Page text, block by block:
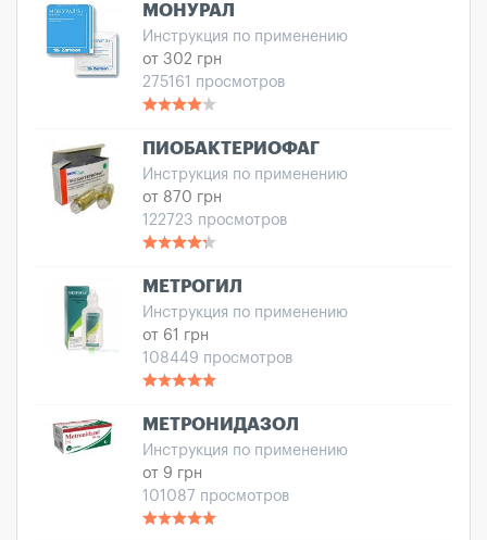
МОНУРАЛ
Инструкция по применению
от 302 грн
275161 просмотров
ПИОБАКТЕРИОФАГ
Инструкция по применению
от 870 грн
122723 просмотров
МЕТРОГИЛ
Инструкция по применению
от 61 грн
108449 просмотров
МЕТРОНИДАЗОЛ
Инструкция по применению
от 9 грн
101087 просмотров